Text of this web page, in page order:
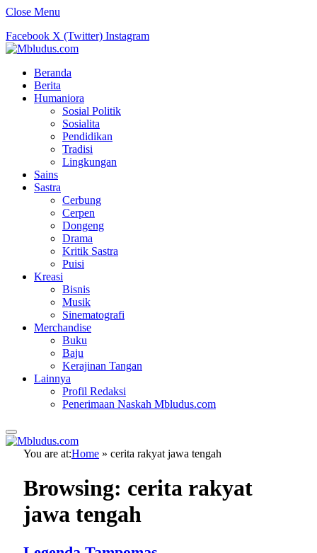
Close Menu
Facebook X (Twitter) Instagram
Beranda
Berita
Humaniora
Sosial Politik
Sosialita
Pendidikan
Tradisi
Lingkungan
Sains
Sastra
Cerbung
Cerpen
Dongeng
Drama
Kritik Sastra
Puisi
Kreasi
Bisnis
Musik
Sinematografi
Merchandise
Buku
Baju
Kerajinan Tangan
Lainnya
Profil Redaksi
Penerimaan Naskah Mbludus.com
You are at:Home » cerita rakyat jawa tengah
Browsing: cerita rakyat
jawa tengah